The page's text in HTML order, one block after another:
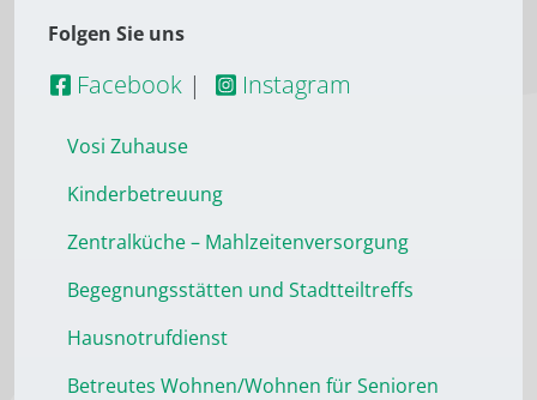
Folgen Sie uns
Facebook | Instagram
Vosi Zuhause
Kinderbetreuung
Zentralküche – Mahlzeitenversorgung
Begegnungsstätten und Stadtteiltreffs
Hausnotrufdienst
Betreutes Wohnen/Wohnen für Senioren